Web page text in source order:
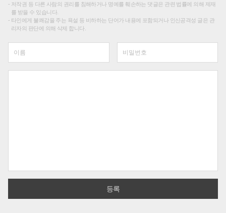
저작권 등 다른 사람의 권리를 침해하거나 명예를 훼손하는 댓글은 관련 법률에 의해 제재
를 받을 수 있습니다.
타인에게 불쾌감을 주는 욕설 등 비하하는 단어가 내용에 포함되거나 인신공격성 글은 관
리자의 판단에 의해 삭제 합니다.